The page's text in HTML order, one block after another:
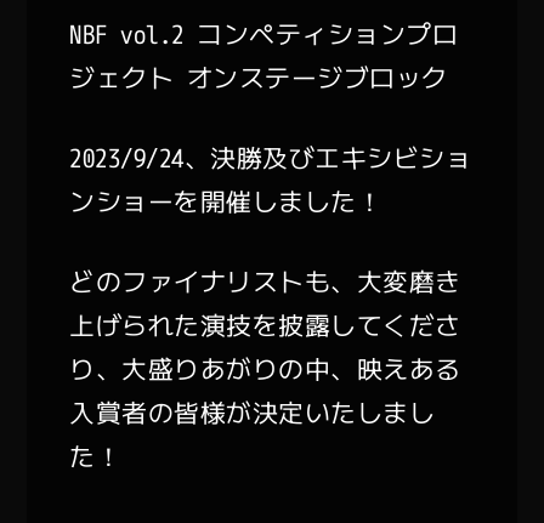
NBF vol.2 コンペティションプロ
ジェクト オンステージブロック
2023/9/24、決勝及びエキシビショ
ンショーを開催しました！
どのファイナリストも、大変磨き
上げられた演技を披露してくださ
り、大盛りあがりの中、映えある
入賞者の皆様が決定いたしまし
た！